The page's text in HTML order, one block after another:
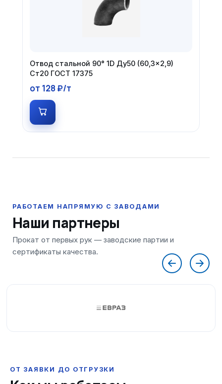
Отвод стальной 90° 1D Ду50 (60,3×2,9)
Ст20 ГОСТ 17375
от 128 ₽/т
Наши партнеры
ОТ ЗАЯВКИ ДО ОТГРУЗКИ